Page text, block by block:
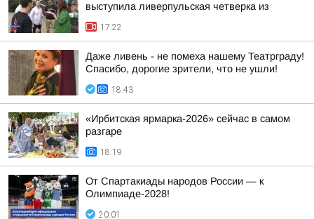
выступила ливерпульская четверка из
17:22
Даже ливень - не помеха нашему Театрграду!
Спасибо, дорогие зрители, что не ушли!
18:43
«Ирбитская ярмарка-2026» сейчас в самом
разгаре
18:19
От Спартакиады народов России — к
Олимпиаде-2028!
20:01